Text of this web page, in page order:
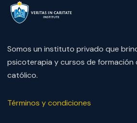
Somos un instituto privado que
psicoterapia y cursos de formación
católico.
Términos y condiciones